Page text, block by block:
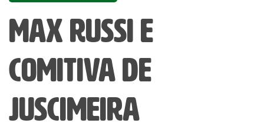
Max Russi e
comitiva de
Juscimeira